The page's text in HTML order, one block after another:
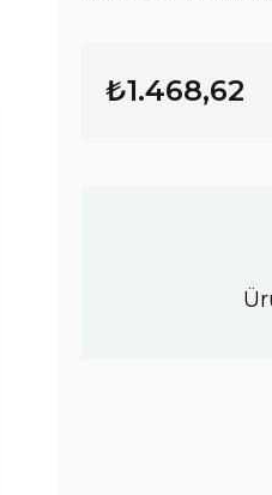
₺1.468,62